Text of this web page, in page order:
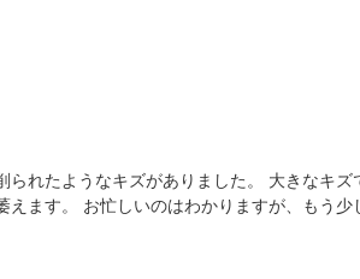
れたようなキズがありました。 大きなキ
ます。 お忙しいのはわかりますが、もう少